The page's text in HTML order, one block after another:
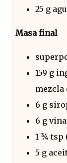
25 g
Masa final
159 g
mezcla
6 g
6 g
1 ¾ tsp
5 g